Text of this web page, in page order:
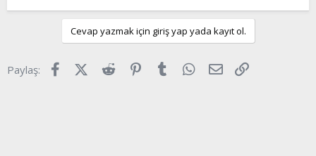
Cevap yazmak için giriş yap yada kayıt ol.
Paylaş: FacebookX (Twitter)
Reddit Pinterest
Tumblr WhatsApp
E-posta